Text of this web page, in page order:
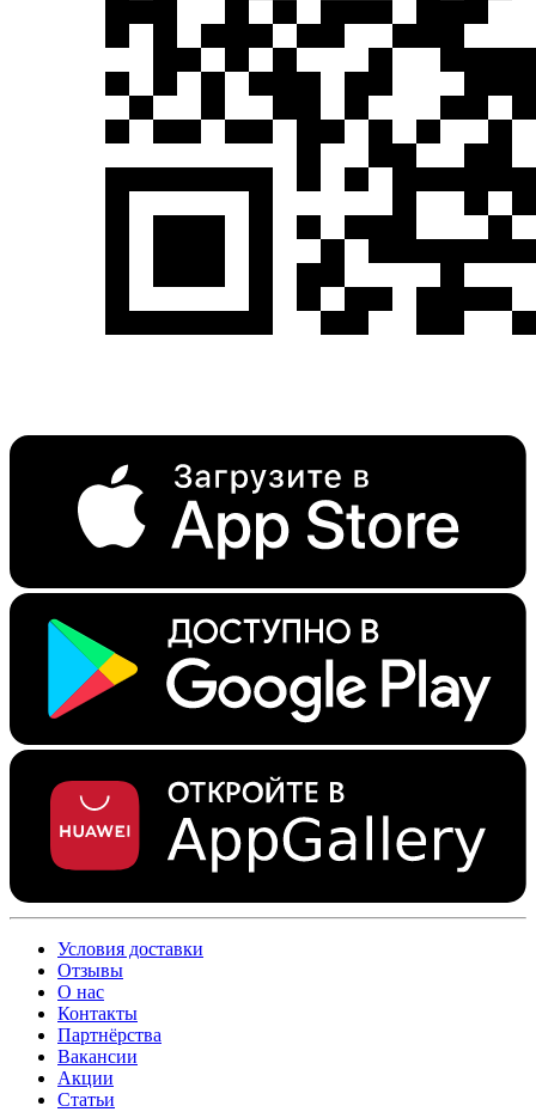
Условия доставки
Отзывы
О нас
Контакты
Партнёрства
Вакансии
Акции
Статьи